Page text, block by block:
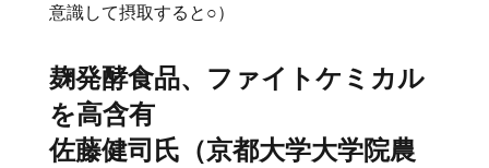
意識して摂取すると○）
麹発酵食品、ファイトケミカル
を高含有
佐藤健司氏（京都大学大学院農